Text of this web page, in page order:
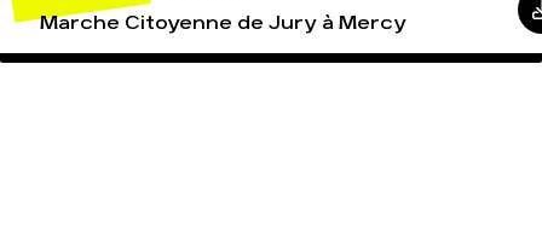
Marche Citoyenne de Jury à Mercy